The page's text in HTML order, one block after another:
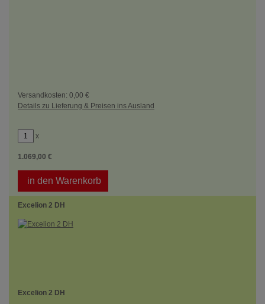
Versandkosten: 0,00 €
Details zu Lieferung & Preisen ins Ausland
x
1.069,00 €
in den Warenkorb
Excelion 2 DH
Excelion 2 DH